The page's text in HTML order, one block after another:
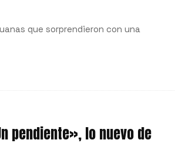
que sorprendieron con una
pendiente», lo nuevo de